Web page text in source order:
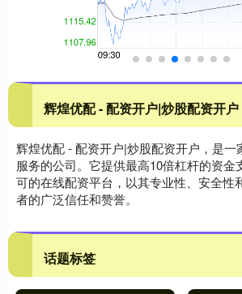
辉煌优配 - 配资开户|炒股配资开户
辉煌优配 - 配资开户|炒股配资开户，是一
服务的公司。它提供最高10倍杠杆的资金
可的在线配资平台，以其专业性、安全性
者的广泛信任和赞誉。
话题标签